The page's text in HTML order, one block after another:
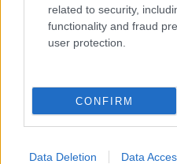
related to security,
functionality and fraud
user protection.
CONFIRM
Data Deletion Data
EZEK IS